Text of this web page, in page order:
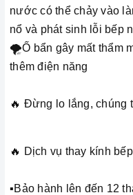
nước có thể chảy vào
nổ và phát sinh
🌪Ố bẩn gây mất thẩm
thêm
🔥 Đừng lo lắng,
🔥 Dịch vụ thay kính
▪️Bảo hành lên